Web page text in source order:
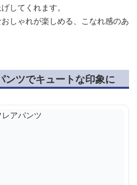
してくれます。
しゃれが楽しめる、こなれ感のあ
ンツでキュートな印象に